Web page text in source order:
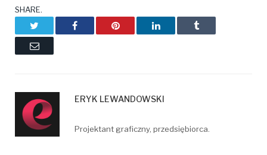
SHARE.
TwitterFacebookPinterestLinkedInTumblr
Email
ERYK LEWANDOWSKI
Projektant graficzny, przedsiębiorca.